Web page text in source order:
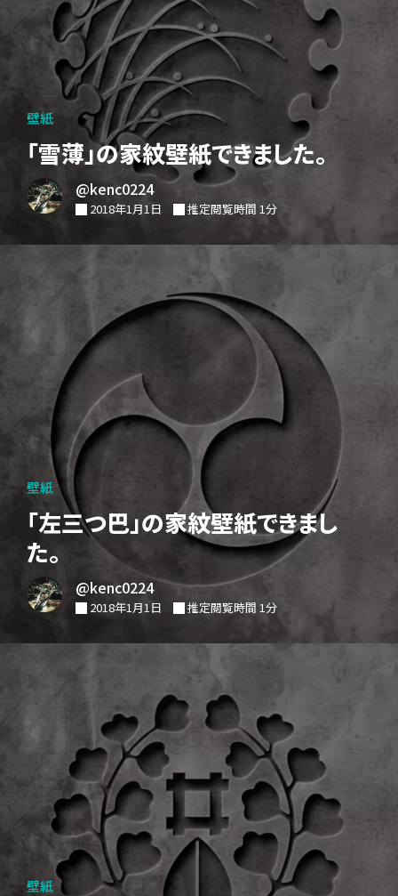
壁紙
「雪薄」の家紋壁紙できました。
@kenc0224
2018年1月1日 推定閲覧時間 1分
壁紙
「左三つ巴」の家紋壁紙できまし
た。
@kenc0224
2018年1月1日 推定閲覧時間 1分
壁紙